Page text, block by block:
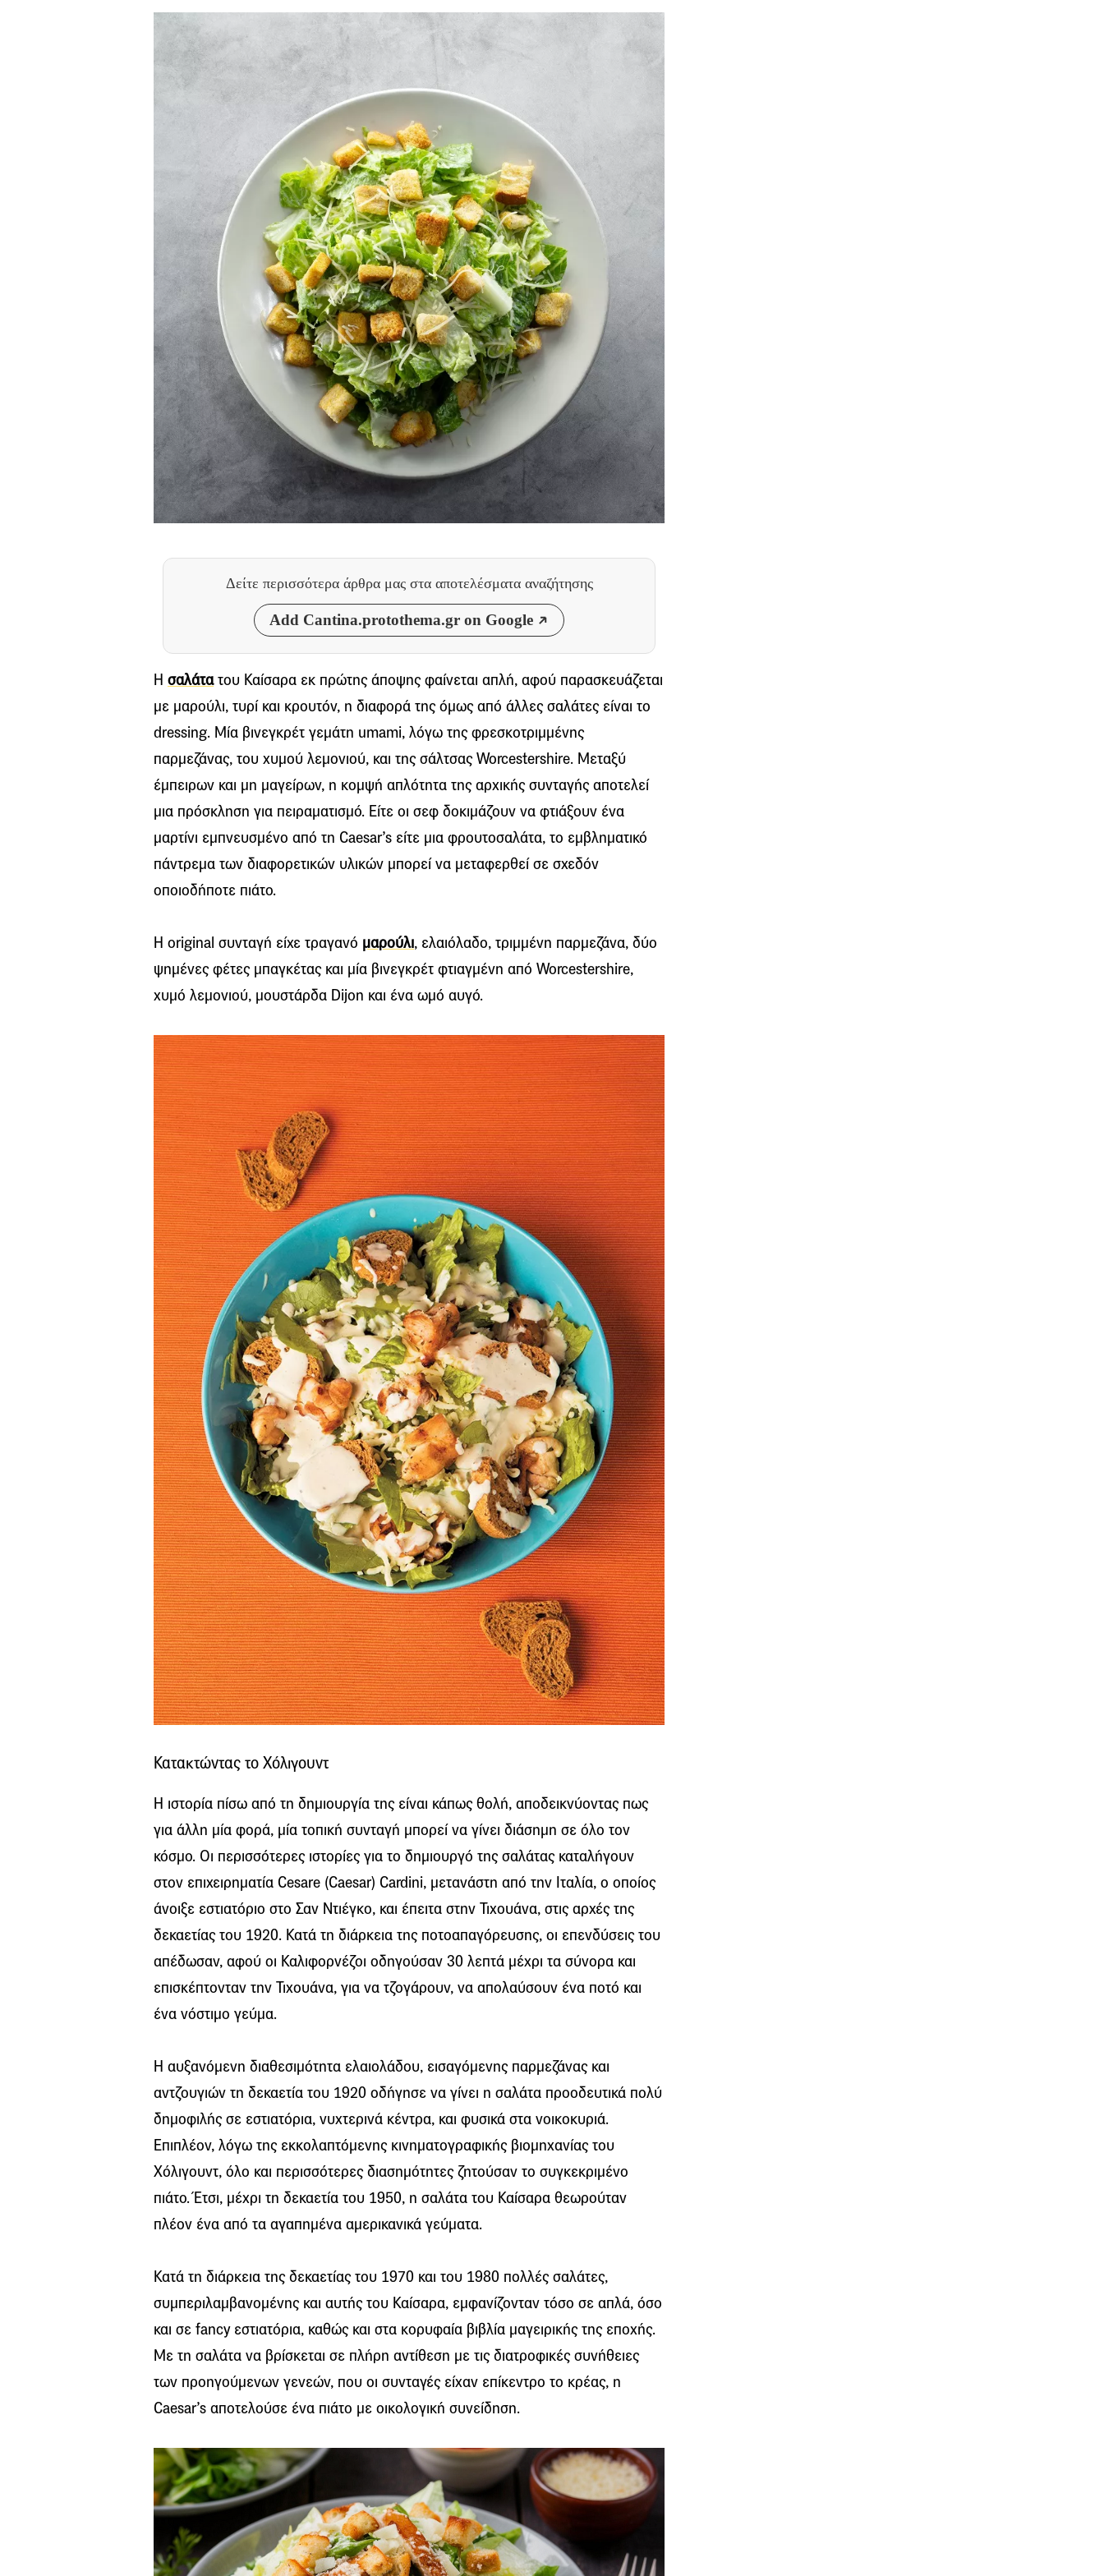
Δείτε περισσότερα άρθρα μας στα αποτελέσματα αναζήτησης
Add Cantina.protothema.gr on Google
Η σαλάτατου Καίσαρα εκ πρώτης άποψης φαίνεται απλή, αφού παρασκευάζεται
με μαρούλι, τυρί και κρουτόν, η διαφορά της όμως από άλλες σαλάτες είναι το
dressing. Μία βινεγκρέτ γεμάτη umami, λόγω της φρεσκοτριμμένης
παρμεζάνας, του χυμού λεμονιού, και της σάλτσας Worcestershire. Μεταξύ
έμπειρων και μη μαγείρων, η κομψή απλότητα της αρχικής συνταγής αποτελεί
μια πρόσκληση για πειραματισμό. Είτε οι σεφ δοκιμάζουν να φτιάξουν ένα
μαρτίνι εμπνευσμένο από τη Caesar’s είτε μια φρουτοσαλάτα, το εμβληματικό
πάντρεμα των διαφορετικών υλικών μπορεί να μεταφερθεί σε σχεδόν
οποιοδήποτε πιάτο.
Η original συνταγή είχε τραγανό μαρούλι, ελαιόλαδο, τριμμένη παρμεζάνα, δύο
ψημένες φέτες μπαγκέτας και μία βινεγκρέτ φτιαγμένη από Worcestershire,
χυμό λεμονιού, μουστάρδα Dijon και ένα ωμό αυγό.
Κατακτώντας το Χόλιγουντ
Η ιστορία πίσω από τη δημιουργία της είναι κάπως θολή, αποδεικνύοντας πως
για άλλη μία φορά, μία τοπική συνταγή μπορεί να γίνει διάσημη σε όλο τον
κόσμο. Οι περισσότερες ιστορίες για το δημιουργό της σαλάτας καταλήγουν
στον επιχειρηματία Cesare (Caesar) Cardini, μετανάστη από την Ιταλία, ο οποίος
άνοιξε εστιατόριο στο Σαν Ντιέγκο, και έπειτα στην Τιχουάνα, στις αρχές της
δεκαετίας του 1920. Κατά τη διάρκεια της ποτοαπαγόρευσης, οι επενδύσεις του
απέδωσαν, αφού οι Καλιφορνέζοι οδηγούσαν 30 λεπτά μέχρι τα σύνορα και
επισκέπτονταν την Τιχουάνα, για να τζογάρουν, να απολαύσουν ένα ποτό και
ένα νόστιμο γεύμα.
Η αυξανόμενη διαθεσιμότητα ελαιολάδου, εισαγόμενης παρμεζάνας και
αντζουγιών τη δεκαετία του 1920 οδήγησε να γίνει η σαλάτα προοδευτικά πολύ
δημοφιλής σε εστιατόρια, νυχτερινά κέντρα, και φυσικά στα νοικοκυριά.
Επιπλέον, λόγω της εκκολαπτόμενης κινηματογραφικής βιομηχανίας του
Χόλιγουντ, όλο και περισσότερες διασημότητες ζητούσαν το συγκεκριμένο
πιάτο. Έτσι, μέχρι τη δεκαετία του 1950, η σαλάτα του Καίσαρα θεωρούταν
πλέον ένα από τα αγαπημένα αμερικανικά γεύματα.
Κατά τη διάρκεια της δεκαετίας του 1970 και του 1980 πολλές σαλάτες,
συμπεριλαμβανομένης και αυτής του Καίσαρα, εμφανίζονταν τόσο σε απλά, όσο
και σε fancy εστιατόρια, καθώς και στα κορυφαία βιβλία μαγειρικής της εποχής.
Με τη σαλάτα να βρίσκεται σε πλήρη αντίθεση με τις διατροφικές συνήθειες
των προηγούμενων γενεών, που οι συνταγές είχαν επίκεντρο το κρέας, η
Caesar’s αποτελούσε ένα πιάτο με οικολογική συνείδηση.